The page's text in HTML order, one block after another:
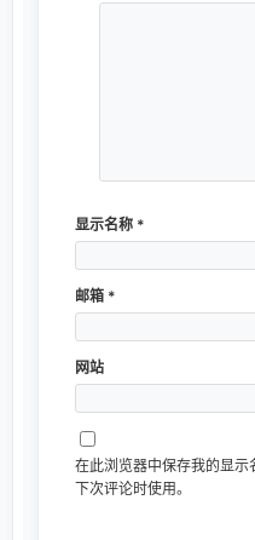
显示名称 *
邮箱 *
网站
在此浏览器中保存我的显
下次评论时使用。